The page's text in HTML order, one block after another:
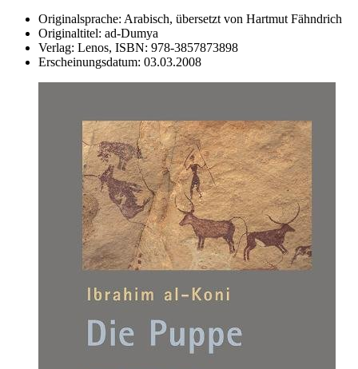
Originalsprache: Arabisch, übersetzt von Hartmut Fähndrich
Originaltitel: ad-Dumya
Verlag: Lenos, ISBN: 978-3857873898
Erscheinungsdatum: 03.03.2008